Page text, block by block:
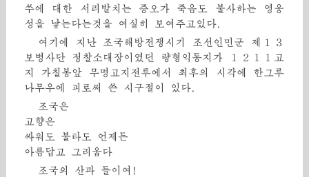
쑤에 대한 서리발치는 증오가 죽음도 불사하는 영웅
성을 낳는다는것을 여실히 보여주고있다.
여기에 지난 조국해방전쟁시기 조선인민군 제１３
보병사단 정찰소대장이였던 량형익동지가 １２１１고
지 가칠봉앞 무명고지전투에서 최후의 시각에 한그루
나무우에 피로써 쓴 시구절이 있다.
조국은
고향은
싸워도 불타도 언제든
아름답고 그리웁다
조국의 산과 들이여!